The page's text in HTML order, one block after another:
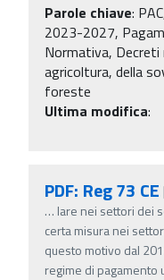
Parole chiave:
2023-2027,
Normativa,
agricoltura, della
foreste
Ultima modifica:
PDF: Reg 73 CE
… lare nei settori dei
certa misura nei
questo motivo dal
regime di pagamento